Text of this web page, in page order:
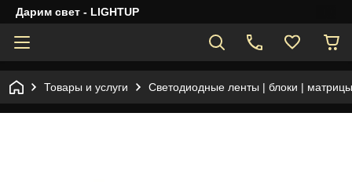
Дарим свет - LIGHTUP
Товары и услуги Светодиодные ленты | блоки |